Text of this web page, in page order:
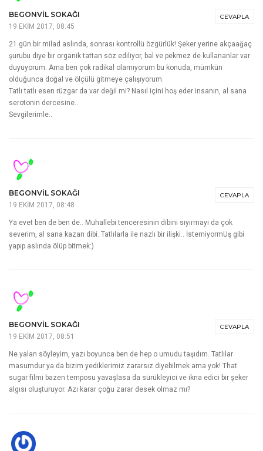
CEVAPLA
BEGONVIL SOKAĞI
19 EKIM 2017, 08:45
21 gün bir milad aslında, sonrası kontrollü özgürlük! Şeker yerine akçaağaç
şurubu diye bir organik tattan söz ediliyor, bal ve pekmez de kullananlar var
duyuyorum. Ama ben çok radikal olamıyorum bu konuda, mümkün
olduğunca doğal ve ölçülü gitmeye çalışıyorum.
Tatlı tatlı esen rüzgar da var değil mi? Nasıl içini hoş eder insanın, al sana
serotonin dercesine..
Sevgilerimle..
CEVAPLA
BEGONVIL SOKAĞI
19 EKIM 2017, 08:48
Ya evet ben de ben de.. Muhallebi tenceresinin dibini sıyırmayı da çok
severim, al sana kazan dibi. Tatlılarla ile nazlı bir ilişki.. İstemiyormUş gibi
yapıp aslında ölüp bitmek:)
CEVAPLA
BEGONVIL SOKAĞI
19 EKIM 2017, 08:51
Ne yalan söyleyim, yazı boyunca ben de hep o umudu taşıdım. Tatlılar
masumdur ya da bizim yediklerimiz zararsız diyebilmek ama yok! That
sugar filmi bazen temposu yavaşlasa da sürükleyici ve ikna edici bir şeker
algısı oluşturuyor. Azı karar çoğu zarar desek olmaz mı?